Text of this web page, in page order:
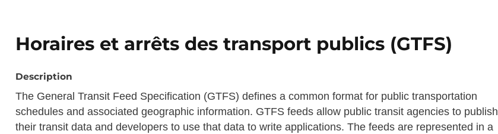
Horaires et arrêts des transport publics (GTFS)
Description
The General Transit Feed Specification (GTFS) defines a common format for public transportation
schedules and associated geographic information. GTFS feeds allow public transit agencies to publish
their transit data and developers to use that data to write applications. The feeds are represented in a